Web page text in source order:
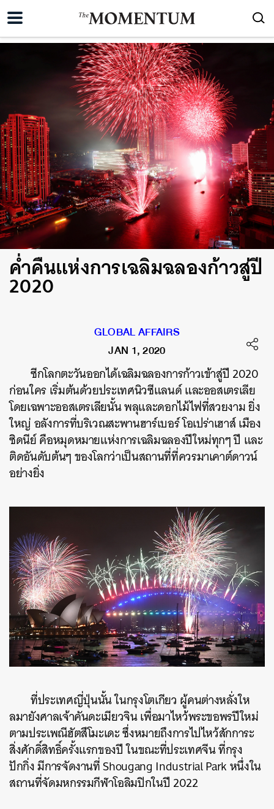
ค่ำคืนแห่งการเฉลิมฉลองก้าวสู่ปี
2020
GLOBAL AFFAIRS
JAN 1, 2020
ซีกโลกตะวันออกได้เฉลิมฉลองการก้าวเข้าสู่ปี 2020
ก่อนใครเริ่มต้นด้วยประเทศนิวซีแลนด์และออสเตรเลีย
โดยเฉพาะออสเตรเลียนั้นพลุและดอกไม้ไฟที่สวยงามยิ่ง
ใหญ่อลังการที่บริเวณสะพานฮาร์เบอร์โอเปร่าเฮาส์เมือง
ซิดนีย์คือหมุดหมายแห่งการเฉลิมฉลองปีใหม่ทุกๆปี และ
ติดอันดับต้นๆของโลกว่าเป็นสถานที่ที่ควรมาเคาต์ดาวน์
อย่างยิ่ง
ที่ประเทศญี่ปุ่นนั้นในกรุงโตเกียว ผู้คนต่างหลั่งให
ลมายังศาลเจ้าคันดะเมียวจินเพื่อมาไหว้พระขอพรปีใหม่
ตามประเพณีฮัตสึโมะเดะซึ่งหมายถึงการไปไหว้สักการะ
สิ่งศักดิ์สิทธิ์ครั้งแรกของปีในขณะที่ประเทศจีนที่กรุง
ปักกิ่งมีการจัดงานที่Shougang Industrial Parkหนึ่งใน
สถานที่จัดมหกรรมกีฬาโอลิมปิกในปี 2022